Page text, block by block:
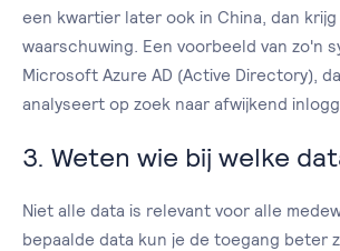
een kwartier later ook in China, dan krijg
waarschuwing. Een voorbeeld van zo'n
Microsoft Azure AD (Active Directory),
analyseert op zoek naar afwijkend
3. Weten wie bij welke
Niet alle data is relevant voor alle
bepaalde data kun je de toegang beter